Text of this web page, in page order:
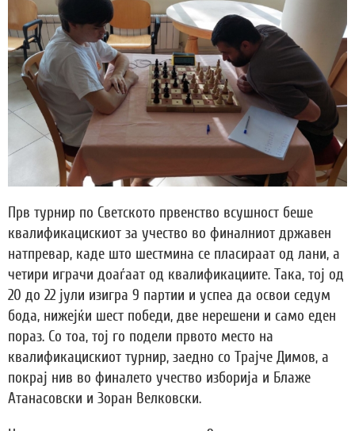
Прв турнир по Светското првенство всушност беше
квалификацискиот за учество во финалниот државен
натпревар, каде што шестмина се пласираат од лани, а
четири играчи доаѓаат од квалификациите. Така, тој од
20 до 22 јули изигра 9 партии и успеа да освои седум
бода, нижејќи шест победи, две нерешени и само еден
пораз. Со тоа, тој го подели првото место на
квалификацискиот турнир, заедно со Трајче Димов, а
покрај нив во финалето учество изборија и Блаже
Атанасовски и Зоран Велковски.